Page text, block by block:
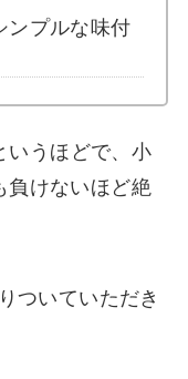
ンプルな味付
いうほどで、小
負けないほど絶
ついていただき